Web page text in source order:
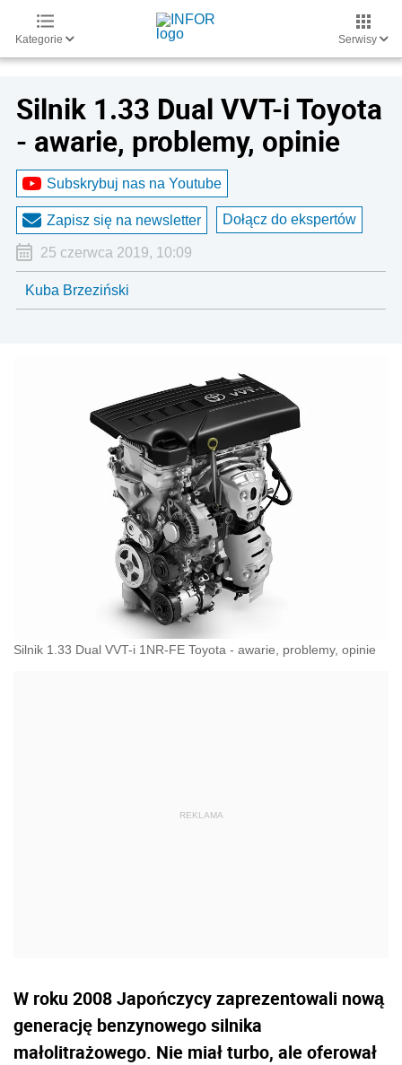
Kategorie Serwisy
Silnik 1.33 Dual VVT-i Toyota
- awarie, problemy, opinie
Subskrybuj nas na Youtube
Zapisz się na newsletter Dołącz do ekspertów
25 czerwca 2019, 10:09
Kuba Brzeziński
Silnik 1.33 Dual VVT-i 1NR-FE Toyota - awarie, problemy, opinie
W roku 2008 Japończycy zaprezentowali nową
generację benzynowego silnika
małolitrażowego. Nie miał turbo, ale oferował